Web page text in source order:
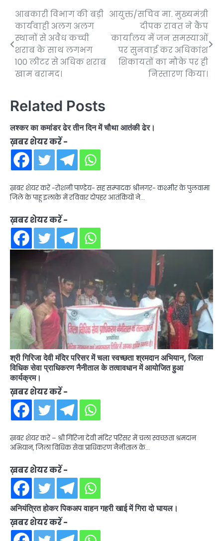
Post
navigation
आबकारी विभाग की बड़ी
कार्यवाही अलग अलग
स्थानों से अवैध कच्ची
शराब के साथ लगभग
100 लीटर से अधिक शराब
खाम बरामद।
आयुक्त/सचिव मा. मुख्यमंत्री
दीपक रावत ने कैंप
कार्यालय में जन समस्याओं
पर सुनवाई कर अधिकांश
शिकायतों का मौके पर ही
निस्तारण किया।
Related Posts
लश्कर का कमांडर ढेर तीन दिन में चौथा आतंकी ढेर।
ख़बर शेयर करें -
ख़बर शेयर करें -रोशनी पाण्डेय- सह सम्पादक श्रीनगर- कश्मीर के पुलवामा
जिले के पाहू इलाके में रविवार दोपहर आतंकियों ने…
ख़बर शेयर करें -
श्री गिरिजा देवी मंदिर परिसर में चला स्वच्छता श्रमदान अभियान, जिला
विधिक सेवा प्राधिकरण नैनीताल के तत्वावधान में आयोजित हुआ
कार्यक्रम।
ख़बर शेयर करें -
ख़बर शेयर करें – श्री गिरिजा देवी मंदिर परिसर में चला स्वच्छता श्रमदान
अभियान, जिला विधिक सेवा प्राधिकरण नैनीताल के…
ख़बर शेयर करें -
अनियंत्रित होकर पिकअप वाहन गहरी खाई में गिरा दो घायल।
ख़बर शेयर करें -